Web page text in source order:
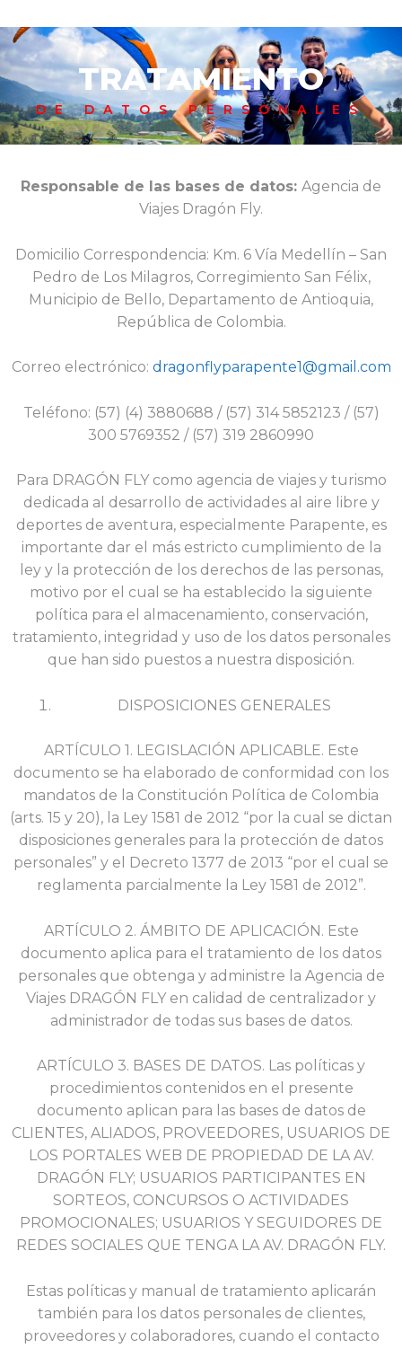
TRATAMIENTO
DE DATOS PERSONALES
Responsable de las bases de datos: Agencia de
Viajes Dragón Fly.
Domicilio Correspondencia: Km. 6 Vía Medellín – San
Pedro de Los Milagros, Corregimiento San Félix,
Municipio de Bello, Departamento de Antioquia,
República de Colombia.
Correo electrónico: dragonflyparapente1@gmail.com
Teléfono: (57) (4) 3880688 / (57) 314 5852123 / (57)
300 5769352 / (57) 319 2860990
Para DRAGÓN FLY como agencia de viajes y turismo
dedicada al desarrollo de actividades al aire libre y
deportes de aventura, especialmente Parapente, es
importante dar el más estricto cumplimiento de la
ley y la protección de los derechos de las personas,
motivo por el cual se ha establecido la siguiente
política para el almacenamiento, conservación,
tratamiento, integridad y uso de los datos personales
que han sido puestos a nuestra disposición.
DISPOSICIONES GENERALES
ARTÍCULO 1. LEGISLACIÓN APLICABLE. Este
documento se ha elaborado de conformidad con los
mandatos de la Constitución Política de Colombia
(arts. 15 y 20), la Ley 1581 de 2012 “por la cual se dictan
disposiciones generales para la protección de datos
personales” y el Decreto 1377 de 2013 “por el cual se
reglamenta parcialmente la Ley 1581 de 2012”.
ARTÍCULO 2. ÁMBITO DE APLICACIÓN. Este
documento aplica para el tratamiento de los datos
personales que obtenga y administre la Agencia de
Viajes DRAGÓN FLY en calidad de centralizador y
administrador de todas sus bases de datos.
ARTÍCULO 3. BASES DE DATOS. Las políticas y
procedimientos contenidos en el presente
documento aplican para las bases de datos de
CLIENTES, ALIADOS, PROVEEDORES, USUARIOS DE
LOS PORTALES WEB DE PROPIEDAD DE LA AV.
DRAGÓN FLY; USUARIOS PARTICIPANTES EN
SORTEOS, CONCURSOS O ACTIVIDADES
PROMOCIONALES; USUARIOS Y SEGUIDORES DE
REDES SOCIALES QUE TENGA LA AV. DRAGÓN FLY.
Estas políticas y manual de tratamiento aplicarán
también para los datos personales de clientes,
proveedores y colaboradores, cuando el contacto